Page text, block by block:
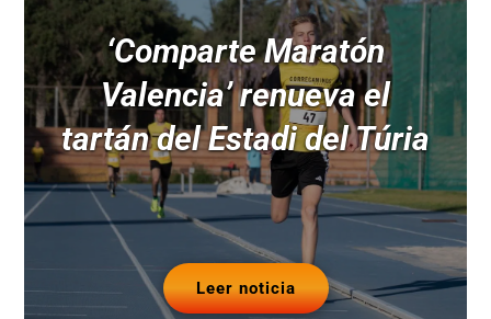
‘Comparte Maratón
Valencia’ renueva el
tartán del Estadi del Túria
Leer noticia